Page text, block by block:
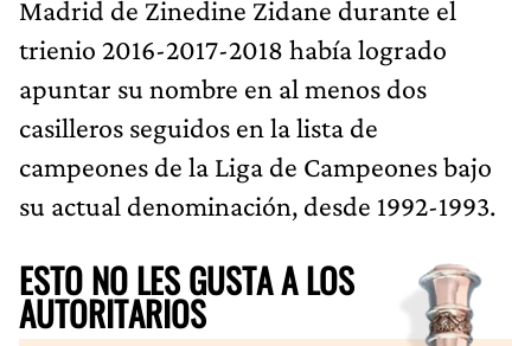
Madrid de Zinedine Zidane durante el
trienio 2016-2017-2018 había logrado
apuntar su nombre en al menos dos
casilleros seguidos en la lista de
campeones de la Liga de Campeones bajo
su actual denominación, desde 1992-1993.
ESTO NO LES GUSTA A LOS
AUTORITARIOS